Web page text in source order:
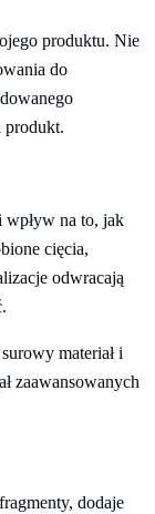
produktu. Nie
do
produkt.
wpływ na to, jak
cięcia,
odwracają
materiał i
zaawansowanych
dodaje